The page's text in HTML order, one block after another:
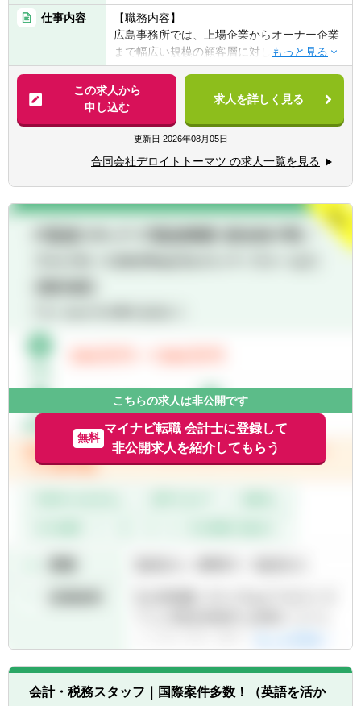
（１）上記募集サービス内容のご経験がある
方
（２）金融機関、コンサルティング会社等
で、法人向けカバレッジ業務や、財務分析、
コンサルティング、投融資業務等のご経験が
ある方
（３）監査法人・税理士法人で監査業務、税
務業務、コンサルティング業務のご経験があ
る方
（４）事業会社で経営企画部門、財務・経理
（５）日本国もしくは米国等の公認会計士の
有資格者・合格者で社会人経験がある方
仕事内容
【職務内容】
広島事務所では、上場企業からオーナー企業
まで幅広い規模の顧客層に対して、On Deal
のM&A実行支援はもちろんのこと、Pre Deal
のM&A戦略策定支援からPost DealのPMI支援
までトータルかつシームレスにサービスを提
供し、顧客の企業価値向上に貢献していま
す。
また、各サービスラインが密に協業している
ため、ご自身の主軸のサービスラインだけで
なく他サービスにも触れる機会があり、M&A
プロセスにおいて幅広い経験を積むことがで
きます。
広島事務所における業務内容は以下となりま
(エ) ストラテジーサービス
クライシスマネジメント事業
(ア) 再生・再編
(イ) 不正調査・訴訟支援
この求人から
申し込む
求人を詳しく見る
更新日 2026年08月05日
合同会社デロイトトーマツ の求人一覧を見る
こちらの求人は非公開です
無料
マイナビ転職 会計士に登録して
非公開求人を紹介してもらう
会計・税務スタッフ｜国際案件多数！（英語を活か